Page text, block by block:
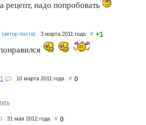
рецепт, надо попробовать
(автор поста) 3 марта 2011 года # +1
10 марта 2011 года # 0
31 мая 2012 года # 0